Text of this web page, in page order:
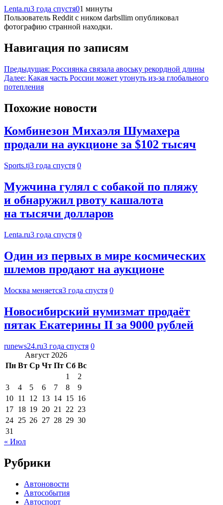
Lenta.ru3 года спустя01 минуты
Пользователь Reddit с ником darbsllim опубликовал
фотографию странной находки.
Навигация по записям
Предыдущая: Россиянка связала авоську рекордной длины
Далее: Какая часть России может утонуть из-за глобального
потепления
Похожие новости
Комбинезон Михаэля Шумахера
продали на аукционе за $102 тысяч
Sports.tj3 года спустя 0
Мужчина гулял с собакой по пляжу
и обнаружил рвоту кашалота
на тысячи долларов
Lenta.ru3 года спустя 0
Один из первых в мире космических
шлемов продают на аукционе
Москва меняется3 года спустя 0
Новосибирский нумизмат продаёт
пятак Екатерины II за 9000 рублей
runews24.ru3 года спустя 0
Август 2026
Пн Вт Ср Чт Пт Сб Вс
1
2
3
4 5 6 7 8
9
10 11 12 13 14 15 16
17 18 19 20 21 22 23
24 25 26 27 28 29 30
31
« Июл
Рубрики
Автоновости
Автособытия
Автоспорт